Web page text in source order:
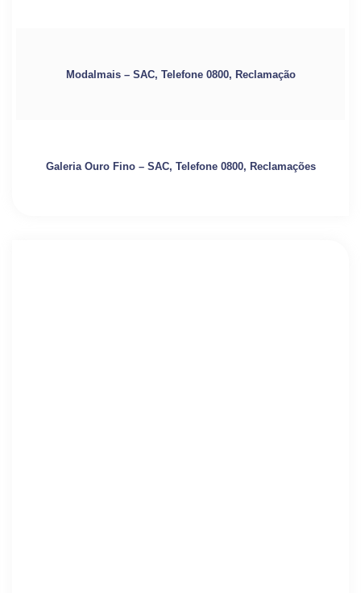
Modalmais – SAC, Telefone 0800, Reclamação
Galeria Ouro Fino – SAC, Telefone 0800, Reclamações